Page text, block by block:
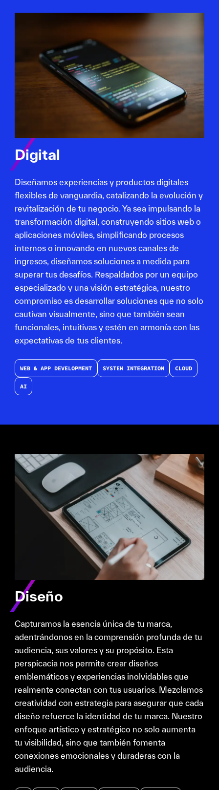
Digital
Diseñamos experiencias y productos digitales
flexibles de vanguardia, catalizando la evolución y
revitalización de tu negocio. Ya sea impulsando la
transformación digital, construyendo sitios web o
aplicaciones móviles, simplificando procesos
internos o innovando en nuevos canales de
ingresos, diseñamos soluciones a medida para
superar tus desafíos. Respaldados por un equipo
especializado y una visión estratégica, nuestro
compromiso es desarrollar soluciones que no solo
cautivan visualmente, sino que también sean
funcionales, intuitivas y estén en armonía con las
expectativas de tus clientes.
WEB & APP DEVELOPMENT SYSTEM INTEGRATION CLOUD
AI
Diseño
Capturamos la esencia única de tu marca,
adentrándonos en la comprensión profunda de tu
audiencia, sus valores y su propósito. Esta
perspicacia nos permite crear diseños
emblemáticos y experiencias inolvidables que
realmente conectan con tus usuarios. Mezclamos
creatividad con estrategia para asegurar que cada
diseño refuerce la identidad de tu marca. Nuestro
enfoque artístico y estratégico no solo aumenta
tu visibilidad, sino que también fomenta
conexiones emocionales y duraderas con la
audiencia.